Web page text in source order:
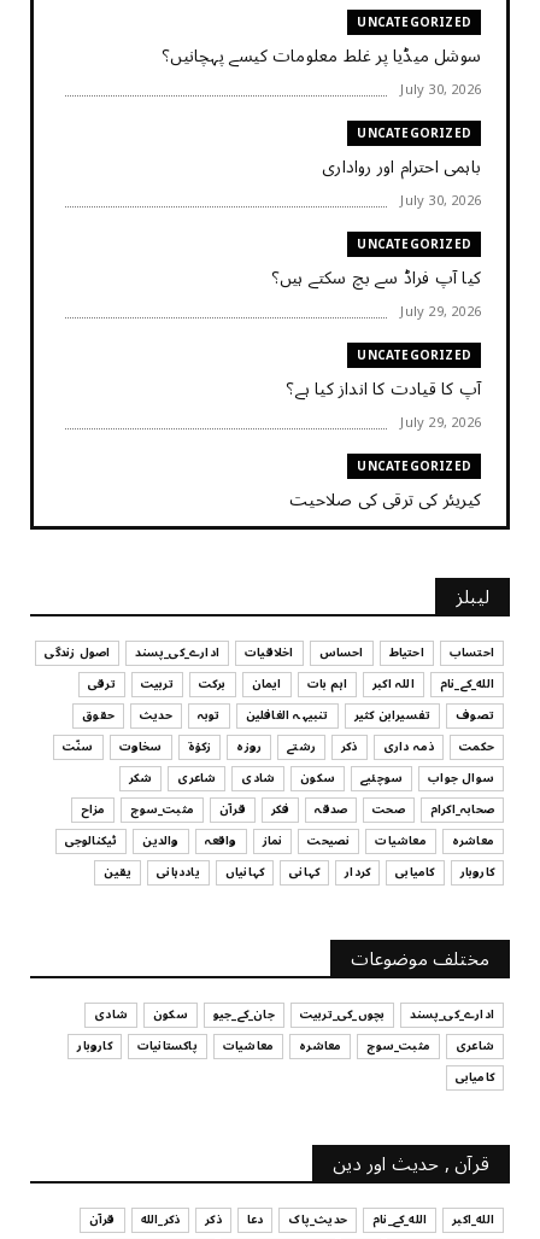
UNCATEGORIZED
سوشل میڈیا پر غلط معلومات کیسے پہچانیں؟
July 30, 2026
UNCATEGORIZED
باہمی احترام اور رواداری
July 30, 2026
UNCATEGORIZED
کیا آپ فراڈ سے بچ سکتے ہیں؟
July 29, 2026
UNCATEGORIZED
آپ کا قیادت کا انداز کیا ہے؟
July 29, 2026
UNCATEGORIZED
کیریئر کی ترقی کی صلاحیت
July 29, 2026
UNCATEGORIZED
کیا آپ اپنے باس کو مؤثر طریقے سے منظم کر رہے ہیں
July 29, 2026
UNCATEGORIZED
اس وقت آپ کا موڈ کیسا ہے؟
July 29, 2026
UNCATEGORIZED
قرض لینے اور دینے میں ہوشیاری
July 29, 2026
آپ کا فیصلہ کرنے کا انداز
July 29, 2026
لیبلز
احتساب احتیاط احساس اخلاقیات ادارے_کی_پسند
اصول زندگی
الله_کے_نام
اللہ اکبر اہم بات ایمان برکت تربیت
ترقی
تصوف
تفسیرابن کثیر تنبیہہ الغافلین توبہ حدیث
حقوق
حکمت
ذمہ داری ذکر رشتے روزہ زکوٰۃ سخاوت
سنّت
سوال جواب
سوچئیے سکون شادی شاعری
شکر
صحابہ_اکرام
صحت صدقہ فکر قرآن مثبت_سوچ
مزاح
معاشرہ
معاشیات نصیحت نماز واقعہ والدین
ٹیکنالوجی
کاروبار
کامیابی کردار کہانی کہانیاں یاددہانی یقین
مختلف موضوعات
ادارے_کی_پسند بچوں_کی_تربیت جان_کے_جیو سکون
شادی
شاعری
مثبت_سوچ معاشرہ معاشیات پاکستانیات
کاروبار
کامیابی
قرآن , حدیث اور دین
الله_اکبر الله_کے_نام حدیث_پاک دعا ذکر ذکر_الله
قرآن